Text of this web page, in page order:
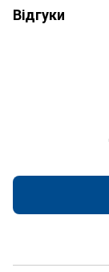
Відгуки